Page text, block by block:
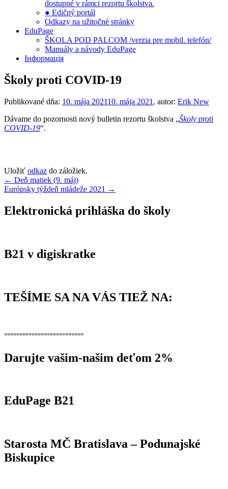
dostupné v rámci rezortu školstva.
● Edičný portál
Odkazy na užitočné stránky
EduPage
ŠKOLA POD PALCOM /verzia pre mobil. telefón/
Manuály a návody EduPage
Інформація
Školy proti COVID-19
Publikované dňa: 10. mája 202110. mája 2021 , autor: Erik New
Dávame do pozornosti nový bulletin rezortu školstva „Školy proti
COVID-19“.
Uložiť odkaz do záložiek.
Navigácia
v
článku
← Deň matiek (9. máj)
Európsky týždeň mládeže 2021 →
Elektronická prihláška do školy
B21 v digiskratke
TEŠÍME SA NA VÁS TIEŽ NA:
°°°°°°°°°°°°°°°°°°°°°°°°°°
Darujte vašim-našim deťom 2%
EduPage B21
Starosta MČ Bratislava – Podunajské
Biskupice